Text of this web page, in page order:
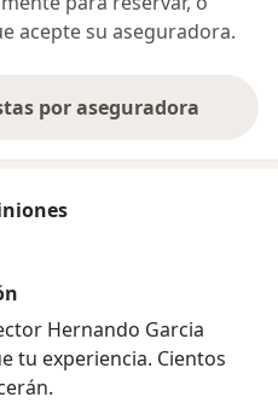
acepte su aseguradora.
por aseguradora
Hernando Garcia
tu experiencia. Cientos